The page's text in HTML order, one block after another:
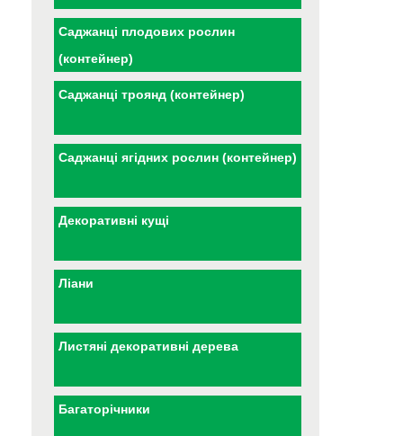
Саджанці плодових рослин
(контейнер)
Саджанці троянд (контейнер)
Саджанці ягідних рослин (контейнер)
Декоративні кущі
Ліани
Листяні декоративні дерева
Багаторічники